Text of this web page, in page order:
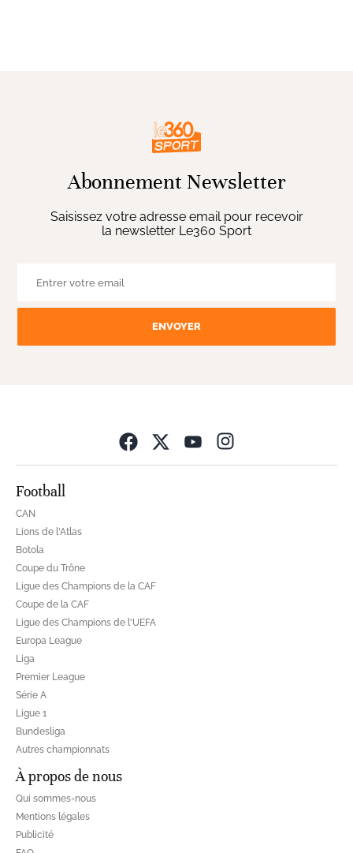
Abonnement Newsletter
Saisissez votre adresse email pour recevoir
la newsletter Le360 Sport
ENVOYER
Football
CAN
Lions de l'Atlas
Botola
Coupe du Trône
Ligue des Champions de la CAF
Coupe de la CAF
Ligue des Champions de l'UEFA
Europa League
Liga
Premier League
Série A
Ligue 1
Bundesliga
Autres championnats
À propos de nous
Qui sommes-nous
Mentions légales
Publicité